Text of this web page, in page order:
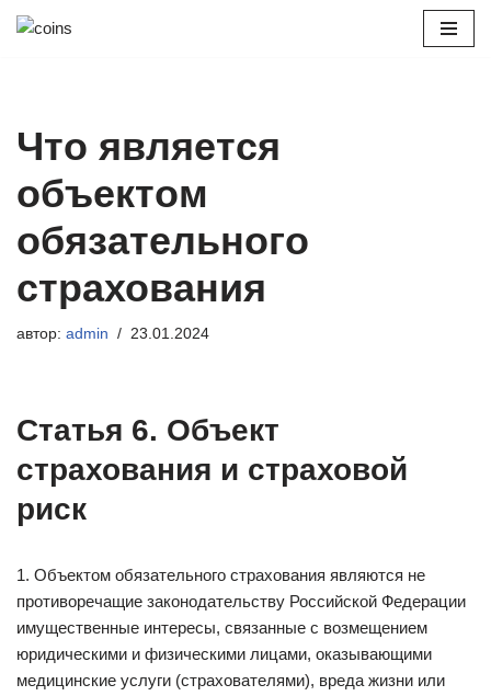
Что является
объектом
обязательного
страхования
автор: admin 23.01.2024
Статья 6. Объект
страхования и страховой
риск
1. Объектом обязательного страхования являются не
противоречащие законодательству Российской Федерации
имущественные интересы, связанные с возмещением
юридическими и физическими лицами, оказывающими
медицинские услуги (страхователями), вреда жизни или